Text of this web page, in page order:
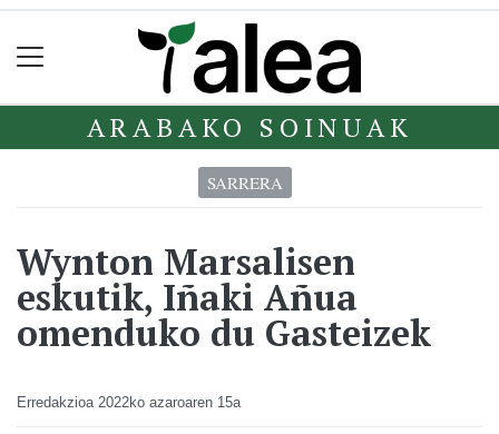
ARABAKO SOINUAK
SARRERA
Wynton Marsalisen
eskutik, Iñaki Añua
omenduko du Gasteizek
Erredakzioa 2022ko azaroaren 15a